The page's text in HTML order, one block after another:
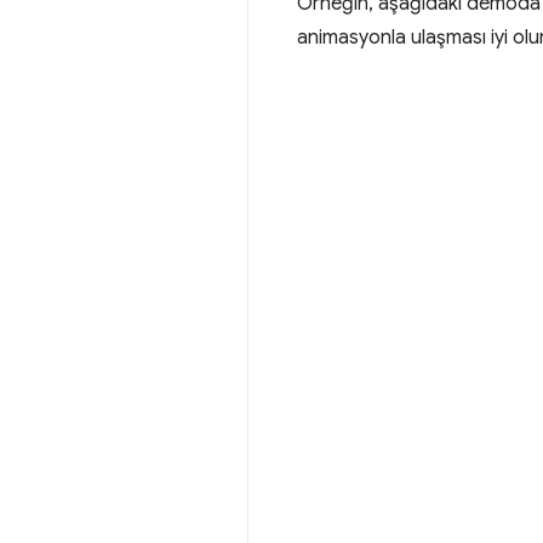
animasyonla ulaşması iyi